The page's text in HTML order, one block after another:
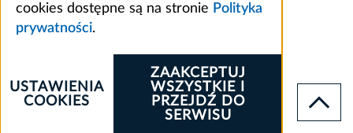
cookies dostępne są na stronie Polityka
prywatności.
ZAAKCEPTUJ
WSZYSTKIE I
PRZEJDŹ DO
SERWISU
USTAWIENIA
COOKIES